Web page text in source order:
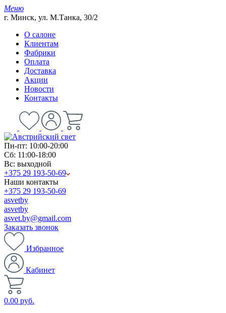
Меню
г. Минск, ул. М.Танка, 30/2
О салоне
Клиентам
Фабрики
Оплата
Доставка
Акции
Новости
Контакты
Пн-пт: 10:00-20:00
Сб: 11:00-18:00
Вс: выходной
+375 29 193-50-69
Наши контакты
+375 29 193-50-69
asvetby
asvetby
asvet.by@gmail.com
Заказать звонок
Избранное
Кабинет
0.00 руб.